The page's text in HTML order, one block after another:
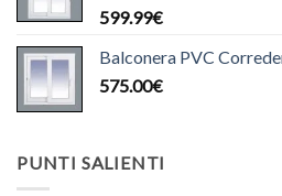
599.99€
Balconera PVC
575.00€
PUNTI SALIENTI